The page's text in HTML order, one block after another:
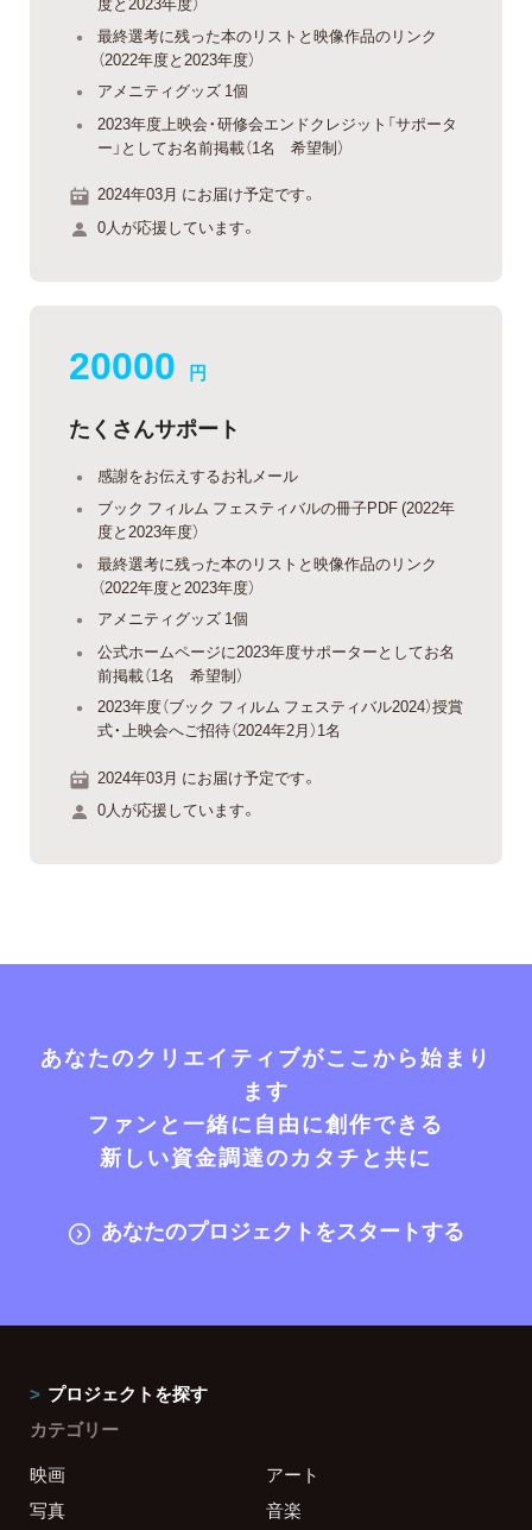
最終選考に残った本のリストと映像作品のリンク
（2022年度と2023年度）
アメニティグッズ 1個
2023年度上映会・研修会エンドクレジット「サポータ
ー」としてお名前掲載（1名 希望制）
2024年03月 にお届け予定です。
0人が応援しています。
20000 円
たくさんサポート
感謝をお伝えするお礼メール
ブック フィルム フェスティバルの冊子PDF (2022年
度と2023年度）
最終選考に残った本のリストと映像作品のリンク
（2022年度と2023年度）
アメニティグッズ 1個
公式ホームページに2023年度サポーターとしてお名
前掲載（1名 希望制）
2023年度（ブック フィルム フェスティバル2024）授賞
式・上映会へご招待（2024年2月）1名
2024年03月 にお届け予定です。
0人が応援しています。
あなたのクリエイティブがここから始まり
ます
ファンと一緒に自由に創作できる
新しい資金調達のカタチと共に
あなたのプロジェクトをスタートする
プロジェクトを探す
カテゴリー
映画
アート
写真
音楽